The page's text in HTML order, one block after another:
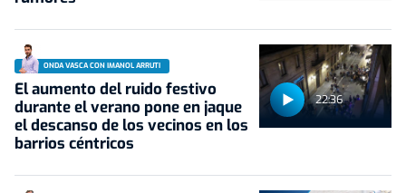
22:36
ONDA VASCA CON IMANOL ARRUTI
El aumento del ruido festivo
durante el verano pone en jaque
el descanso de los vecinos en los
barrios céntricos